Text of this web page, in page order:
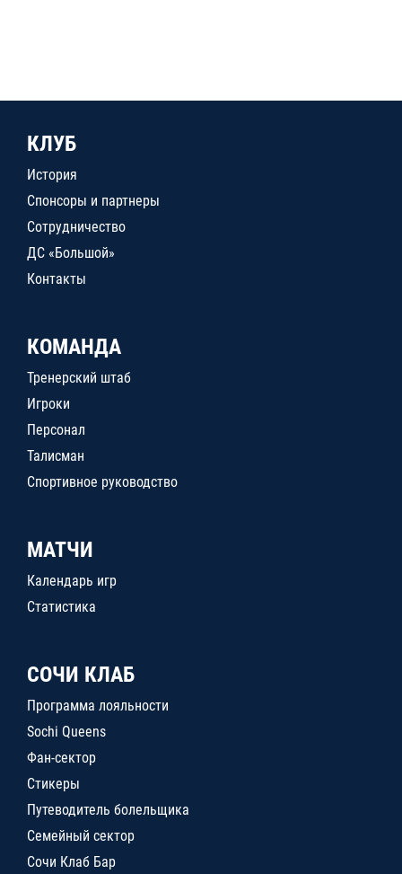
КЛУБ
История
Спонсоры и партнеры
Сотрудничество
ДС «Большой»
Контакты
КОМАНДА
Тренерский штаб
Игроки
Персонал
Талисман
Спортивное руководство
МАТЧИ
Календарь игр
Статистика
СОЧИ КЛАБ
Программа лояльности
Sochi Queens
Фан-сектор
Стикеры
Путеводитель болельщика
Семейный сектор
Сочи Клаб Бар